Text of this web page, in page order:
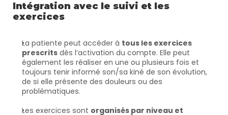
Intégration avec le suivi et les
exercices
La patiente peut accéder à tous les exercices
prescrits dès l’activation du compte. Elle peut
également les réaliser en une ou plusieurs fois et
toujours tenir informé son/sa kiné de son évolution,
de si elle présente des douleurs ou des
problématiques.
Les exercices sont organisés par niveau et